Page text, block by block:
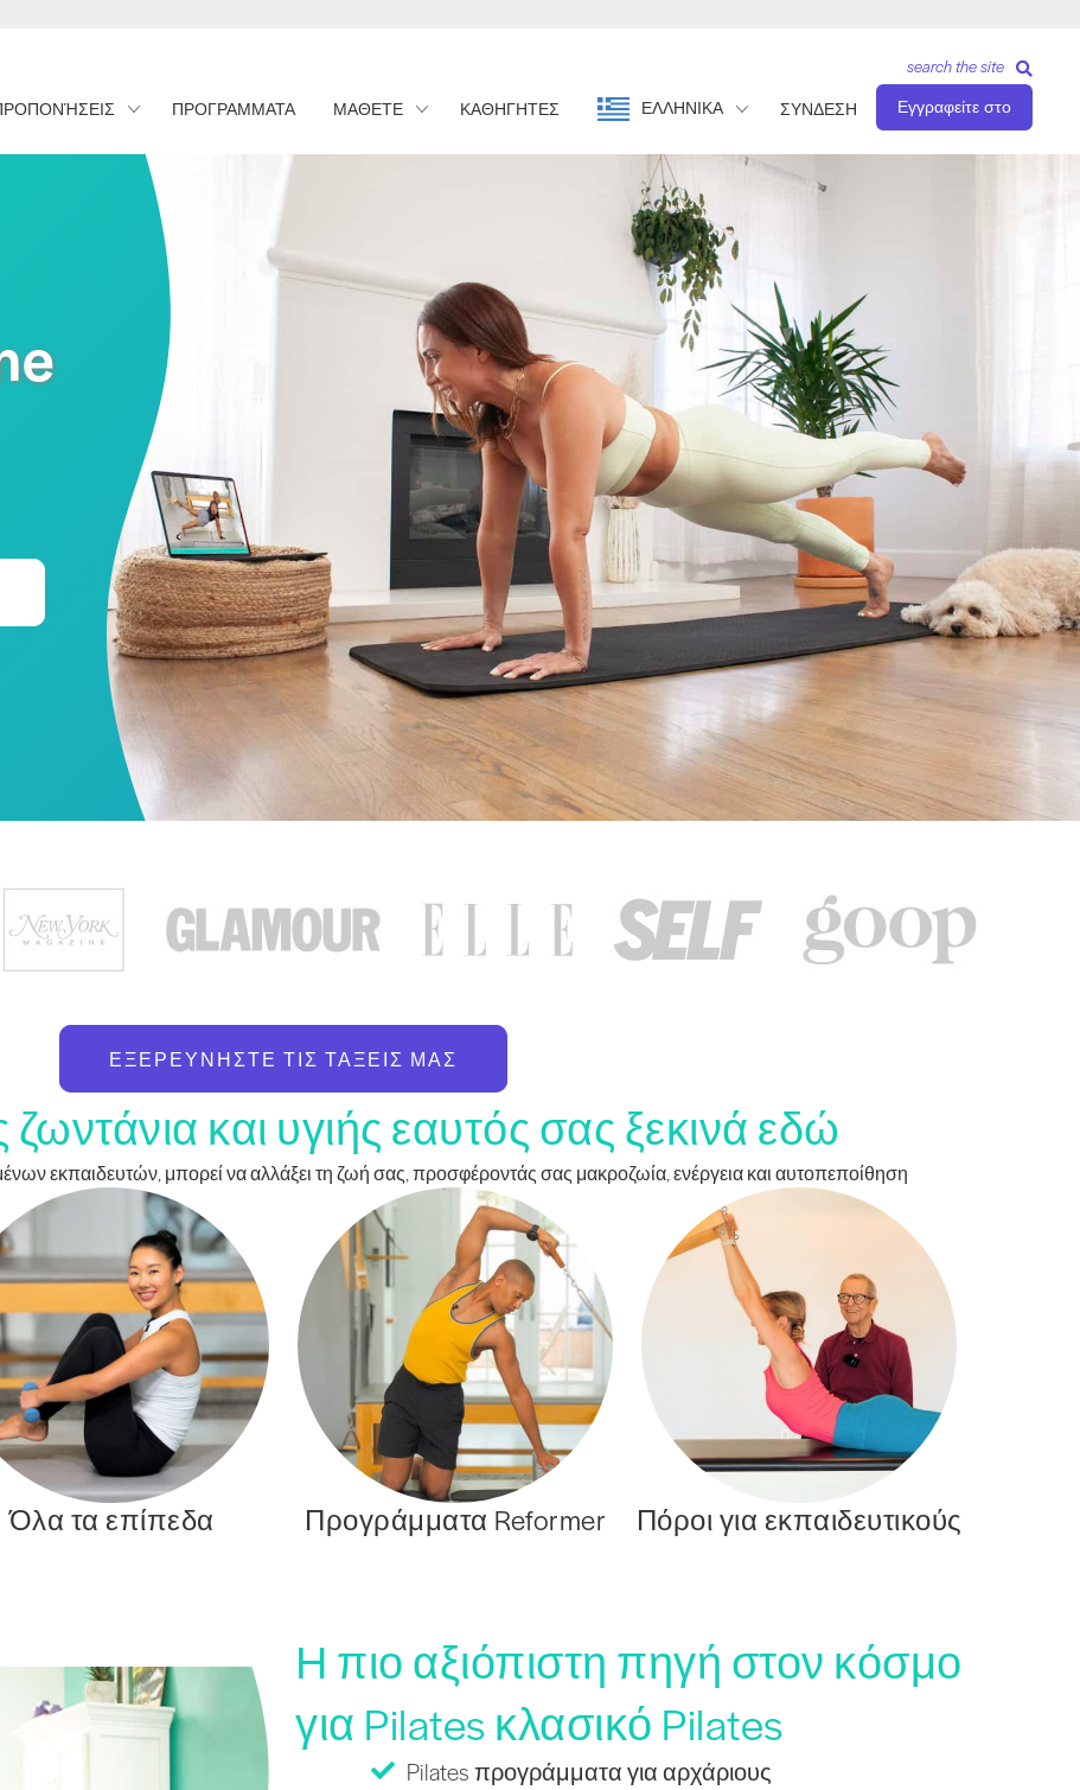
ΠΡΟΓΡΑΜΜΑΤΑ ΜΑΘΕΤΕ ΚΑΘΗΓΗΤΕΣ ΕΛΛΗΝΙΚΆ ΣΥΝΔΕΣΗ Εγγραφείτε στο
search the site
ΕΞΕΡΕΥΝΉΣΤΕ ΤΙΣ ΤΆΞΕΙΣ ΜΑΣ
και υγιής εαυτός σας ξεκινά εδώ
εκπαιδευτών, μπορεί να αλλάξει τη ζωή σας, προσφέροντάς σας μακροζωία, ενέργεια και αυτοπεποίθηση
Όλα τα επίπεδα Προγράμματα Reformer Πόροι για εκπαιδευτικούς
Η πιο αξιόπιστη πηγή στον κόσμο
για Pilates κλασικό Pilates
Pilates προγράμματα για αρχάριους